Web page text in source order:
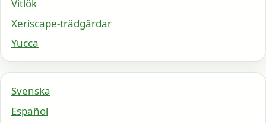
Vitlök
Xeriscape-trädgårdar
Yucca
Svenska
Español